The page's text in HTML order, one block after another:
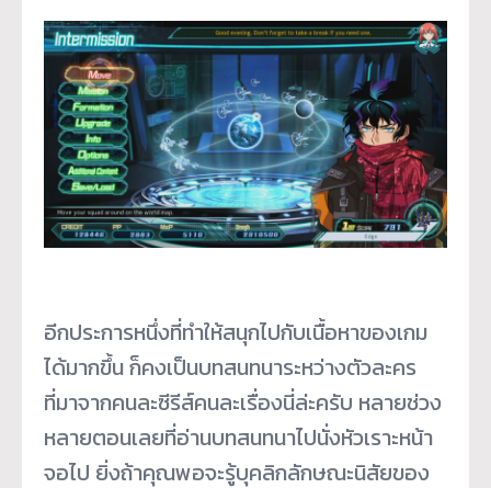
อีกประการหนึ่งที่ทำให้สนุกไปกับเนื้อหาของเกม
ได้มากขึ้น ก็คงเป็นบทสนทนาระหว่างตัวละคร
ที่มาจากคนละซีรีส์คนละเรื่องนี่ล่ะครับ หลายช่วง
หลายตอนเลยที่อ่านบทสนทนาไปนั่งหัวเราะหน้า
จอไป ยิ่งถ้าคุณพอจะรู้บุคลิกลักษณะนิสัยของ